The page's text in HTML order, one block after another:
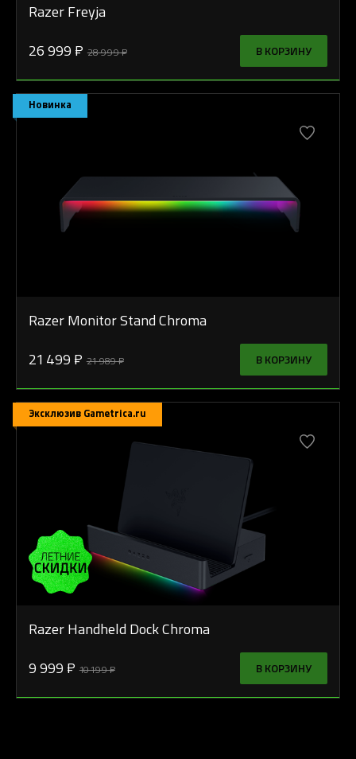
Razer Freyja
26 999 ₽ 28 999 ₽ В КОРЗИНУ
Новинка
Razer Monitor Stand Chroma
21 499 ₽ 21 989 ₽ В КОРЗИНУ
Эксклюзив Gametrica.ru
Razer Handheld Dock Chroma
9 999 ₽ 10 199 ₽ В КОРЗИНУ